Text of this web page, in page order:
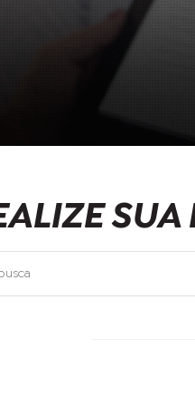
SUA